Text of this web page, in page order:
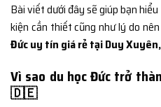
Bài viết dưới đây sẽ giúp bạn
kiện cần thiết cũng như lý do
Đức uy tín giá rẻ tại Duy
Vì sao du học Đức trở
🇩🇪